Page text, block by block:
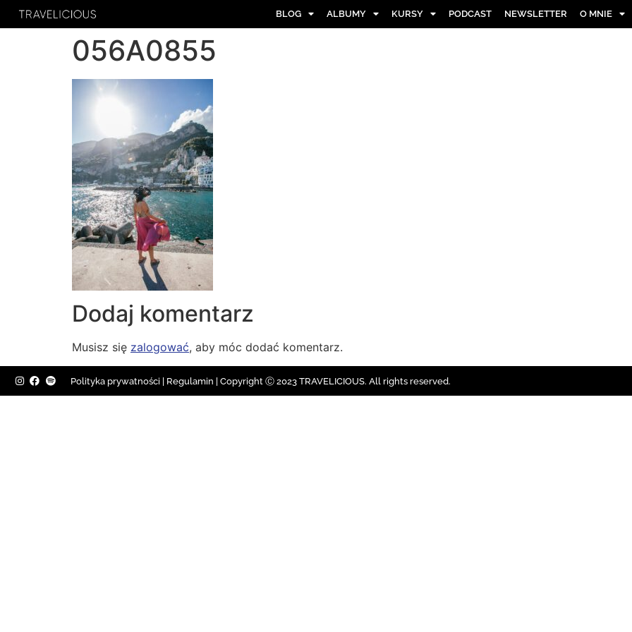
BLOG ALBUMY KURSY PODCAST NEWSLETTER O MNIE
056A0855
Dodaj komentarz
Musisz się zalogować, aby móc dodać komentarz.
Polityka prywatności Regulamin | Copyright Ⓒ 2023 TRAVELICIOUS. All rights reserved.